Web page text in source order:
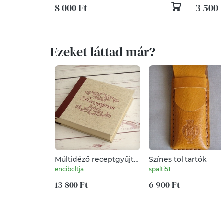
8 000 Ft 3 500
Ezeket láttad már?
Múltidéző receptgyűjtő
könyv, recepteskönyv,
személyes, vintage
stílusú ajándék. Névre
szólóan is: egyedi
enciboltja
13 800 Ft
Színes tolltartók
spalti51
6 900 Ft